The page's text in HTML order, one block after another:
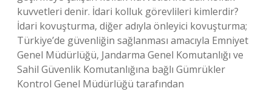
kuvvetleri denir. İdari kolluk görevlileri kimlerdir?
İdari kovuşturma, diğer adıyla önleyici kovuşturma;
Türkiye’de güvenliğin sağlanması amacıyla Emniyet
Genel Müdürlüğü, Jandarma Genel Komutanlığı ve
Sahil Güvenlik Komutanlığına bağlı Gümrükler
Kontrol Genel Müdürlüğü tarafından